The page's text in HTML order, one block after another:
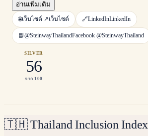
อ่านเพิ่มเติม
🌐เว็บไซต์ ↗เว็บไซต์ 🔗LinkedInLinkedIn
📘@SteinwayThailandFacebook @SteinwayThailand
SILVER
56
จาก 100
🇹🇭 Thailand Inclusion Index